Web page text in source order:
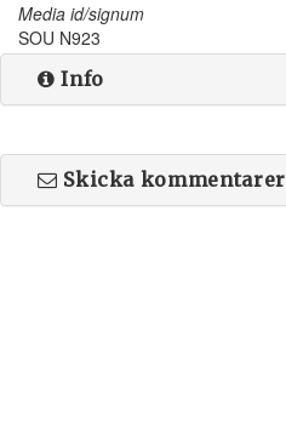
Media id/signum
SOU N923
Info
Skicka kommentarer